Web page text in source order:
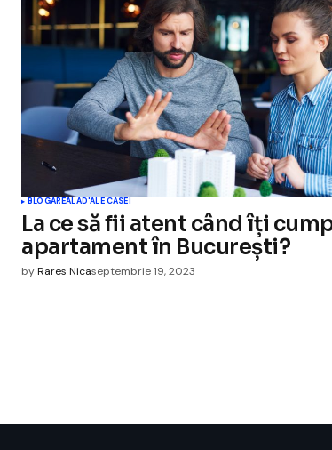
BLOGAREALAD'ALE CASEI
La ce să fii atent când îți
apartament în București?
byRares Nicaseptembrie 19, 2023